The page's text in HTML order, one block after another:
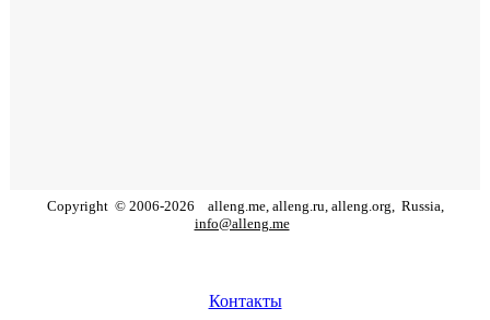
Copyright © 2006-2026 alleng.me, alleng.ru, alleng.org, Russia,
info@alleng.me
Контакты